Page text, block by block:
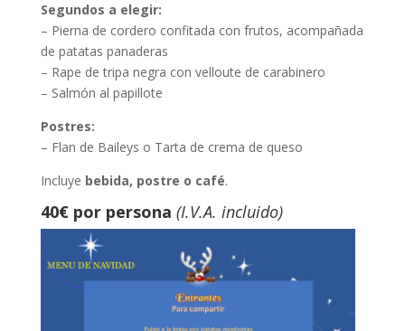
Segundos a elegir:
– Pierna de cordero confitada con frutos, acompañada
de patatas panaderas
– Rape de tripa negra con velloute de carabinero
– Salmón al papillote
Postres:
– Flan de Baileys o Tarta de crema de queso
Incluye bebida, postre o café.
40€ por persona (I.V.A. incluido)